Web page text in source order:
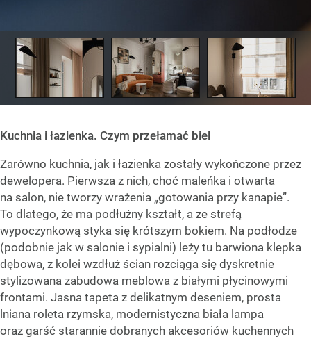
Kuchnia i łazienka. Czym przełamać biel
Zarówno kuchnia, jak i łazienka zostały wykończone przez
dewelopera. Pierwsza z nich, choć maleńka i otwarta
na salon, nie tworzy wrażenia „gotowania przy kanapie”.
To dlatego, że ma podłużny kształt, a ze strefą
wypoczynkową styka się krótszym bokiem. Na podłodze
(podobnie jak w salonie i sypialni) leży tu barwiona klepka
dębowa, z kolei wzdłuż ścian rozciąga się dyskretnie
stylizowana zabudowa meblowa z białymi płycinowymi
frontami. Jasna tapeta z delikatnym deseniem, prosta
lniana roleta rzymska, modernistyczna biała lampa
oraz garść starannie dobranych akcesoriów kuchennych